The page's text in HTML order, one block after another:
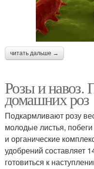
читать дальше →
Розы и навоз.
домашних роз
Подкармливают розу
молодые листья,
и органические
удобрений составляет
готовиться к